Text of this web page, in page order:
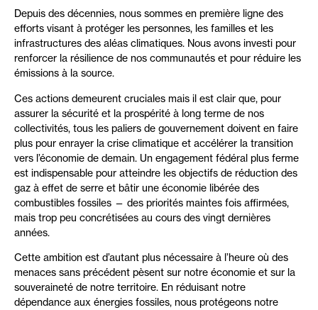
Depuis des décennies, nous sommes en première ligne des
efforts visant à protéger les personnes, les familles et les
infrastructures des aléas climatiques. Nous avons investi pour
renforcer la résilience de nos communautés et pour réduire les
émissions à la source.
Ces actions demeurent cruciales mais il est clair que, pour
assurer la sécurité et la prospérité à long terme de nos
collectivités, tous les paliers de gouvernement doivent en faire
plus pour enrayer la crise climatique et accélérer la transition
vers l’économie de demain. Un engagement fédéral plus ferme
est indispensable pour atteindre les objectifs de réduction des
gaz à effet de serre et bâtir une économie libérée des
combustibles fossiles — des priorités maintes fois affirmées,
mais trop peu concrétisées au cours des vingt dernières
années.
Cette ambition est d’autant plus nécessaire à l’heure où des
menaces sans précédent pèsent sur notre économie et sur la
souveraineté de notre territoire. En réduisant notre
dépendance aux énergies fossiles, nous protégeons notre